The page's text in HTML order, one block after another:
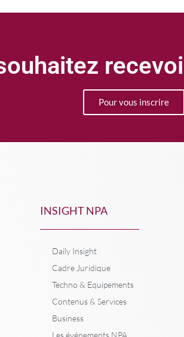
Pour vous inscrire
INSIGHT NPA
Daily Insight
Cadre Juridique
Techno & Equipements
Contenus & Services
Business